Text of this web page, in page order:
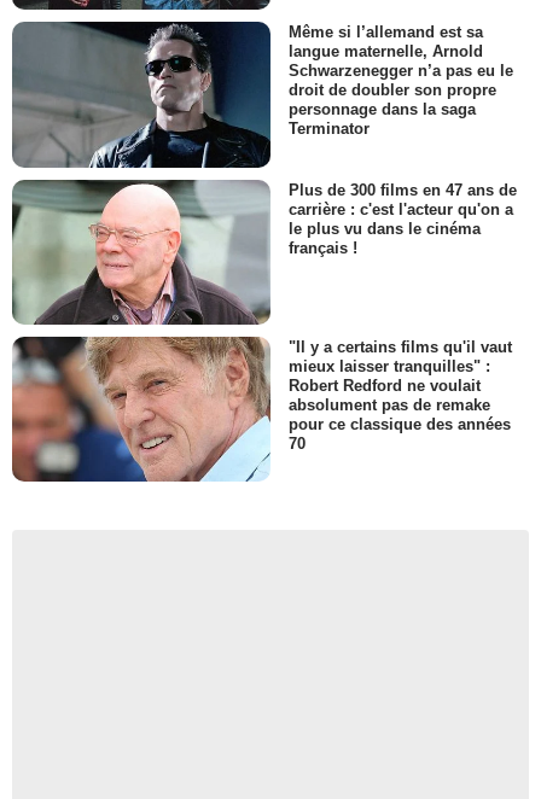
Même si l’allemand est sa
langue maternelle, Arnold
Schwarzenegger n’a pas eu le
droit de doubler son propre
personnage dans la saga
Terminator
Plus de 300 films en 47 ans de
carrière : c'est l'acteur qu'on a
le plus vu dans le cinéma
français !
"Il y a certains films qu'il vaut
mieux laisser tranquilles" :
Robert Redford ne voulait
absolument pas de remake
pour ce classique des années
70